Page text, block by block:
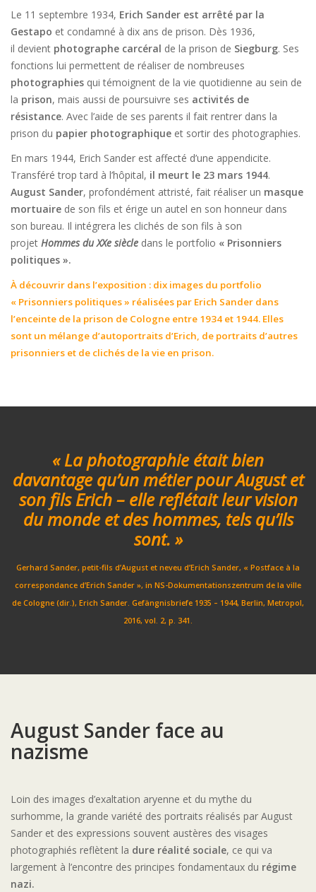
Le 11 septembre 1934, Erich Sander est arrêté par la
Gestapo et condamné à dix ans de prison. Dès 1936,
il devient photographe carcéral de la prison de Siegburg. Ses
fonctions lui permettent de réaliser de nombreuses
photographies qui témoignent de la vie quotidienne au sein de
la prison, mais aussi de poursuivre ses activités de
résistance. Avec l’aide de ses parents il fait rentrer dans la
prison du papier photographique et sortir des photographies.
En mars 1944, Erich Sander est affecté d’une appendicite.
Transféré trop tard à l’hôpital, il meurt le 23 mars 1944.
August Sander, profondément attristé, fait réaliser un masque
mortuaire de son fils et érige un autel en son honneur dans
son bureau. Il intégrera les clichés de son fils à son
projet Hommes du XXe siècle dans le portfolio « Prisonniers
politiques ».
À découvrir dans l’exposition : dix images du portfolio
« Prisonniers politiques » réalisées par Erich Sander dans
l’enceinte de la prison de Cologne entre 1934 et 1944. Elles
sont un mélange d’autoportraits d’Erich, de portraits d’autres
prisonniers et de clichés de la vie en prison.
« La photographie était bien
davantage qu’un métier pour August et
son fils Erich – elle reflétait leur vision
du monde et des hommes, tels qu’ils
sont. »
Gerhard Sander, petit-fils d’August et neveu d’Erich Sander, « Postface à la
correspondance d’Erich Sander », in NS-Dokumentationszentrum de la ville
de Cologne (dir.), Erich Sander. Gefängnisbriefe 1935 – 1944, Berlin, Metropol,
2016, vol. 2, p. 341.
August Sander face au
nazisme
Loin des images d’exaltation aryenne et du mythe du
surhomme, la grande variété des portraits réalisés par August
Sander et des expressions souvent austères des visages
photographiés reflètent la dure réalité sociale, ce qui va
largement à l’encontre des principes fondamentaux du régime
nazi.